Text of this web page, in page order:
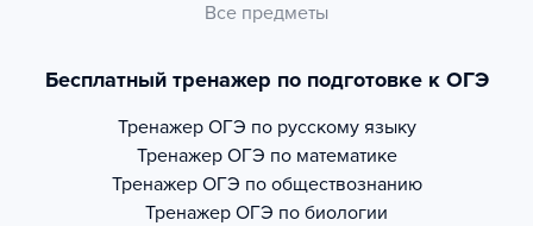
Все предметы
Бесплатный тренажер по подготовке к ОГЭ
Тренажер ОГЭ по русскому языку
Тренажер ОГЭ по математике
Тренажер ОГЭ по обществознанию
Тренажер ОГЭ по биологии